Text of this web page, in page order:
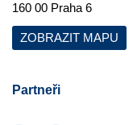
160 00 Praha 6
ZOBRAZIT MAPU
Partneři